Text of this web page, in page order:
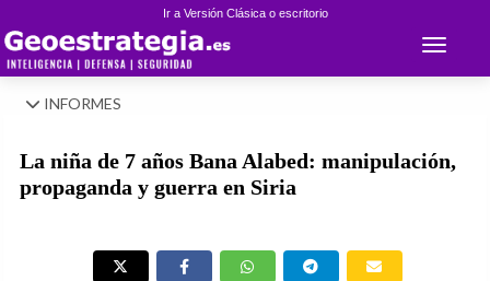
Ir a Versión Clásica o escritorio
Toggle
INFORMES
La niña de 7 años Bana Alabed: manipulación,
propaganda y guerra en Siria